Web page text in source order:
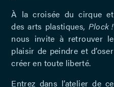
À la croisée du cirque et
des arts plastiques, Plock !
nous invite à retrouver le
plaisir de peindre et d’oser
créer en toute liberté.
Entrez dans l’atelier de ce